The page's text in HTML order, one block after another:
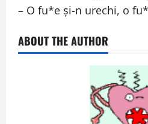
– O fu*e şi-n urechi, o
ABOUT THE AUTHOR